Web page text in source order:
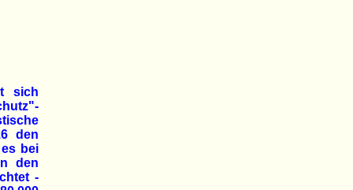
sich
den
bei
den
-